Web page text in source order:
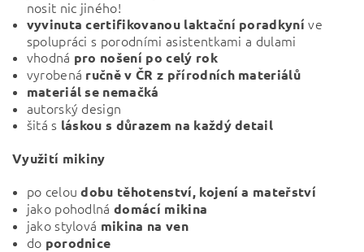
nosit nic jiného!
vyvinuta certifikovanou laktační poradkyní ve
spolupráci s porodními asistentkami a dulami
vhodná pro nošení po celý rok
vyrobená ručně v ČR z přírodních materiálů
materiál se nemačká
autorský design
šitá s láskou s důrazem na každý detail
Využití mikiny
po celoudobu těhotenství, kojení a mateřství
jako pohodlnádomácí mikina
jako stylová mikina na ven
do porodnice